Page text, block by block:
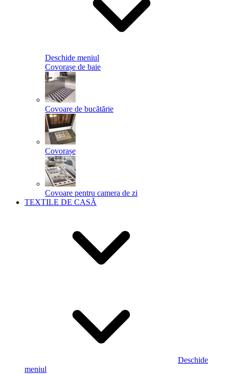
Deschide meniul
Covorașe de baie
Covoare de bucătărie
Covorașe
Covoare pentru camera de zi
TEXTILE DE CASĂ
Deschide
meniul